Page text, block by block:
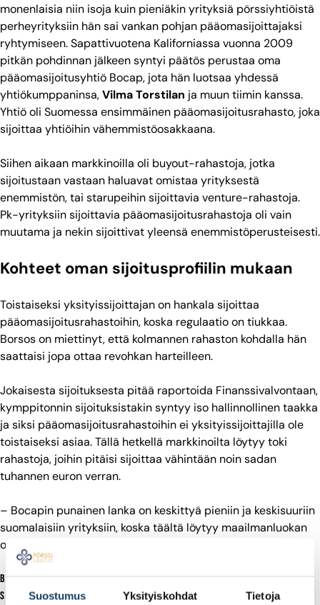
Suostumus Yksityiskohdat Tietoja
monenlaisia niin isoja kuin pieniäkin yrityksiä pörssiyhtiöistä
perheyrityksiin hän sai vankan pohjan pääomasijoittajaksi
ryhtymiseen. Sapattivuotena Kaliforniassa vuonna 2009
pitkän pohdinnan jälkeen syntyi päätös perustaa oma
pääomasijoitusyhtiö Bocap, jota hän luotsaa yhdessä
yhtiökumppaninsa,Vilma Torstilan ja muun tiimin kanssa.
Yhtiö oli Suomessa ensimmäinen pääomasijoitusrahasto, joka
sijoittaa yhtiöihin vähemmistöosakkaana.
Siihen aikaan markkinoilla oli buyout-rahastoja, jotka
sijoitustaan vastaan haluavat omistaa yrityksestä
enemmistön, tai starupeihin sijoittavia venture-rahastoja.
Pk-yrityksiin sijoittavia pääomasijoitusrahastoja oli vain
muutama ja nekin sijoittivat yleensä enemmistöperusteisesti.
Kohteet oman sijoitusprofiilin mukaan
Toistaiseksi yksityissijoittajan on hankala sijoittaa
pääomasijoitusrahastoihin, koska regulaatio on tiukkaa.
Borsos on miettinyt, että kolmannen rahaston kohdalla hän
saattaisi jopa ottaa revohkan harteilleen.
Jokaisesta sijoituksesta pitää raportoida Finanssivalvontaan,
kymppitonnin sijoituksistakin syntyy iso hallinnollinen taakka
ja siksi pääomasijoitusrahastoihin ei yksityissijoittajilla ole
toistaiseksi asiaa. Tällä hetkellä markkinoilta löytyy toki
rahastoja, joihin pitäisi sijoittaa vähintään noin sadan
tuhannen euron verran.
– Bocapin punainen lanka on keskittyä pieniin ja keskisuuriin
suomalaisiin yrityksiin, koska täältä löytyy maailmanluokan
osaajia.
Borsos kehottaa yksityissijoittajia olemaan tarkkana, mihin
sijoittaa ja selvittämään, mikä on oma sijoitusprofiili.